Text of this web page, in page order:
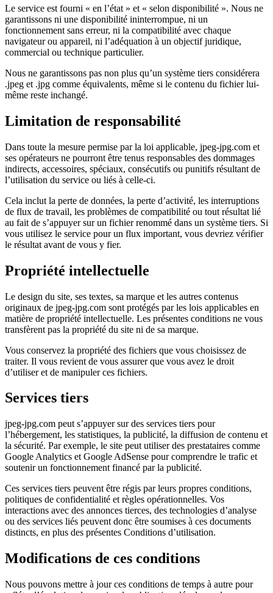
Le service est fourni « en l’état » et « selon disponibilité ». Nous ne
garantissons ni une disponibilité ininterrompue, ni un
fonctionnement sans erreur, ni la compatibilité avec chaque
navigateur ou appareil, ni l’adéquation à un objectif juridique,
commercial ou technique particulier.
Nous ne garantissons pas non plus qu’un système tiers considérera
.jpeg et .jpg comme équivalents, même si le contenu du fichier lui-
même reste inchangé.
Limitation de responsabilité
Dans toute la mesure permise par la loi applicable, jpeg-jpg.com et
ses opérateurs ne pourront être tenus responsables des dommages
indirects, accessoires, spéciaux, consécutifs ou punitifs résultant de
l’utilisation du service ou liés à celle-ci.
Cela inclut la perte de données, la perte d’activité, les interruptions
de flux de travail, les problèmes de compatibilité ou tout résultat lié
au fait de s’appuyer sur un fichier renommé dans un système tiers. Si
vous utilisez le service pour un flux important, vous devriez vérifier
le résultat avant de vous y fier.
Propriété intellectuelle
Le design du site, ses textes, sa marque et les autres contenus
originaux de jpeg-jpg.com sont protégés par les lois applicables en
matière de propriété intellectuelle. Les présentes conditions ne vous
transfèrent pas la propriété du site ni de sa marque.
Vous conservez la propriété des fichiers que vous choisissez de
traiter. Il vous revient de vous assurer que vous avez le droit
d’utiliser et de manipuler ces fichiers.
Services tiers
jpeg-jpg.com peut s’appuyer sur des services tiers pour
l’hébergement, les statistiques, la publicité, la diffusion de contenu et
la sécurité. Par exemple, le site peut utiliser des prestataires comme
Google Analytics et Google AdSense pour comprendre le trafic et
soutenir un fonctionnement financé par la publicité.
Ces services tiers peuvent être régis par leurs propres conditions,
politiques de confidentialité et règles opérationnelles. Vos
interactions avec des annonces tierces, des technologies d’analyse
ou des services liés peuvent donc être soumises à ces documents
distincts, en plus des présentes Conditions d’utilisation.
Modifications de ces conditions
Nous pouvons mettre à jour ces conditions de temps à autre pour